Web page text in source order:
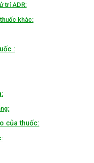
trí ADR:
khác:
:
của thuốc: